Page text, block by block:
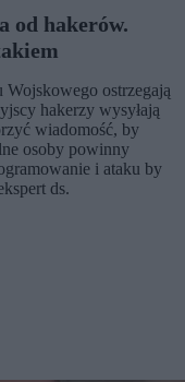
od hakerów.
ostrzegają
hakerzy wysyłają
wiadomość, by
osoby powinny
i ataku by
ds.